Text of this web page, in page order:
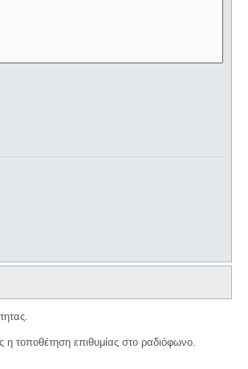
η τοποθέτηση επιθυμίας στο ραδιόφωνο.